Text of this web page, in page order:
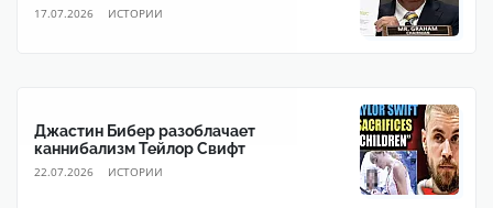
17.07.2026 ИСТОРИИ
Джастин Бибер разоблачает
каннибализм Тейлор Свифт
22.07.2026 ИСТОРИИ